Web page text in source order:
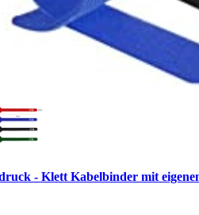
- Klett Kabelbinder mit